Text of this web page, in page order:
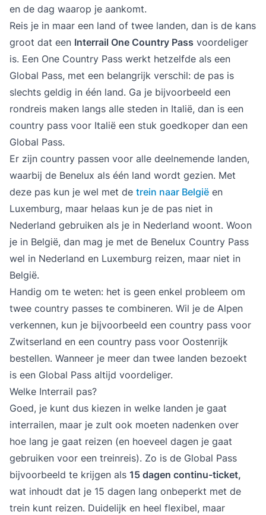
en de dag waarop je aankomt.
Reis je in maar een land of twee landen, dan is de kans
groot dat een Interrail One Country Pass voordeliger
is. Een One Country Pass werkt hetzelfde als een
Global Pass, met een belangrijk verschil: de pas is
slechts geldig in één land. Ga je bijvoorbeeld een
rondreis maken langs alle steden in Italië, dan is een
country pass voor Italië een stuk goedkoper dan een
Global Pass.
Er zijn country passen voor alle deelnemende landen,
waarbij de Benelux als één land wordt gezien. Met
deze pas kun je wel met de trein naar België en
Luxemburg, maar helaas kun je de pas niet in
Nederland gebruiken als je in Nederland woont. Woon
je in België, dan mag je met de Benelux Country Pass
wel in Nederland en Luxemburg reizen, maar niet in
België.
Handig om te weten: het is geen enkel probleem om
twee country passes te combineren. Wil je de Alpen
verkennen, kun je bijvoorbeeld een country pass voor
Zwitserland en een country pass voor Oostenrijk
bestellen. Wanneer je meer dan twee landen bezoekt
is een Global Pass altijd voordeliger.
Welke Interrail pas?
Goed, je kunt dus kiezen in welke landen je gaat
interrailen, maar je zult ook moeten nadenken over
hoe lang je gaat reizen (en hoeveel dagen je gaat
gebruiken voor een treinreis). Zo is de Global Pass
bijvoorbeeld te krijgen als 15 dagen continu-ticket,
wat inhoudt dat je 15 dagen lang onbeperkt met de
trein kunt reizen. Duidelijk en heel flexibel, maar